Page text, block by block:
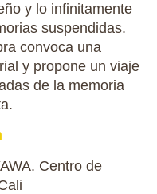
y lo infinitamente
suspendidas.
convoca una
y propone un viaje
de la memoria
Centro de